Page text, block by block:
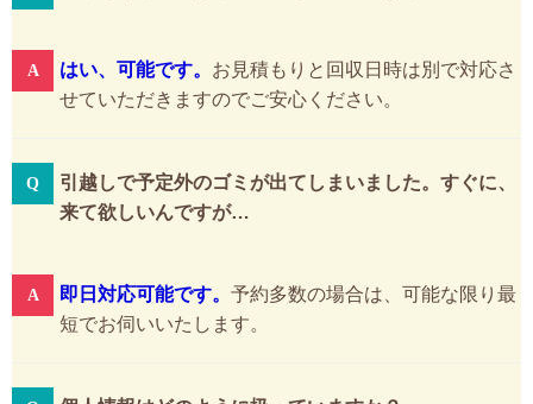
はい、可能です。 お見積もりと回収日時は別で対応さ
せていただきますのでご安心ください。
引越しで予定外のゴミが出てしまいました。すぐに、
来て欲しいんですが…
即日対応可能です。 予約多数の場合は、可能な限り最
短でお伺いいたします。